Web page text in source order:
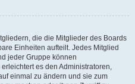
die die Mitglieder des Boards
Einheiten aufteilt. Jedes Mitglied
jeder Gruppe können
es den Administratoren,
einmal zu ändern und sie zum